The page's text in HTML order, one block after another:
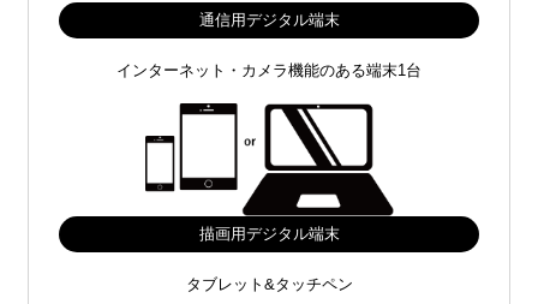
通信用デジタル端末
インターネット・カメラ機能のある端末1台
描画用デジタル端末
タブレット&タッチペン